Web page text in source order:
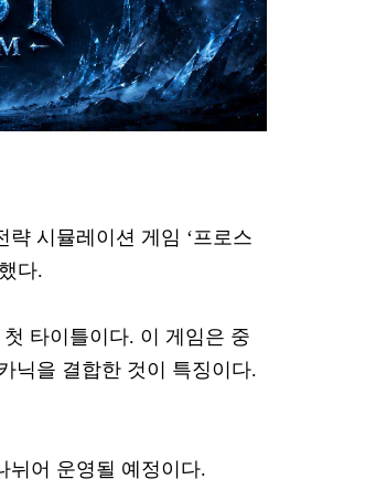
략 시뮬레이션 게임 ‘프로스
다.
타이틀이다. 이 게임은 중
닉을 결합한 것이 특징이다.
뉘어 운영될 예정이다.